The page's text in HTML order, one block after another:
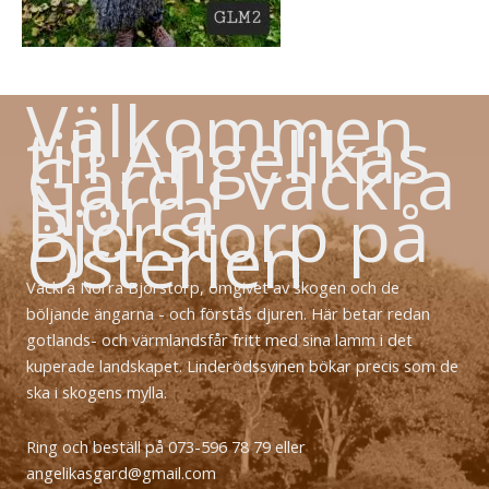
Välkommen
till Angelikas
Gård i vackra
Norra
Björstorp på
Österlen
Vackra Norra Björstorp, omgivet av skogen och de
böljande ängarna - och förstås djuren. Här betar redan
gotlands- och värmlandsfår fritt med sina lamm i det
kuperade landskapet. Linderödssvinen bökar precis som de
ska i skogens mylla.
Ring och beställ på 073-596 78 79 eller
angelikasgard@gmail.com